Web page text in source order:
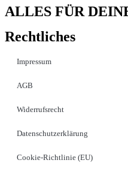
ALLES FÜR
Rechtliches
Impressum
AGB
Widerrufsrecht
Datenschutzerklärung
Cookie-Richtlinie (EU)